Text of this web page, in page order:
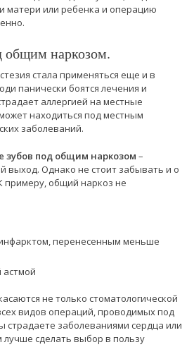
матери или ребенка и операцию
общим наркозом.
стала применяться еще и в
панически боятся лечения и
аллергией на местные
находиться под местным
заболеваний.
зубов под общим наркозом –
выход. Однако не стоит забывать и о
примеру, общий наркоз не
перенесенным меньше
астмой
не только стоматологической
видов операций, проводимых под
страдаете заболеваниями сердца или
сделать выбор в пользу